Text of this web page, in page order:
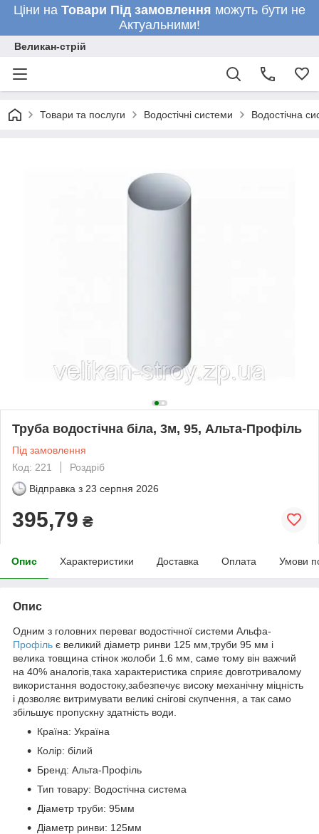
Ціни на Товари Під замовлення можуть бути не
Актуальними!
Великан-стрій
Товари та послуги Водостічні системи Водостічна
Труба водостічна біла, 3м, 95, Альта-Профіль
Під замовлення
Код: 221
Роздріб
Відправка з 23 серпня 2026
395,79 ₴
Опис Характеристики Доставка Оплата Умови
Опис
Одним з головних переваг водостічної системи Альфа-
Профіль є великий діаметр ринви 125 мм,труби 95 мм і
велика товщина стінок жолоби 1.6 мм, саме тому він важчий
на 40% аналогів,така характеристика сприяє довготривалому
використання водостоку,забезпечує високу механічну міцність
і дозволяє витримувати великі снігові скупчення, а так само
збільшує пропускну здатність води.
Країна: Україна
Колір: білий
Бренд: Альта-Профіль
Тип товару: Водостічна система
Діаметр труби: 95мм
Діаметр ринви: 125мм